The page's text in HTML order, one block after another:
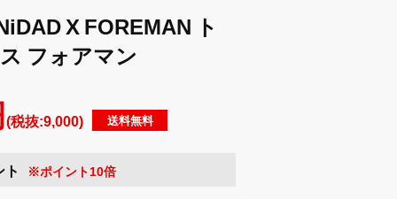
X FOREMAN ト
フォアマン
(税抜:9,000) 送料無料
※ポイント10倍